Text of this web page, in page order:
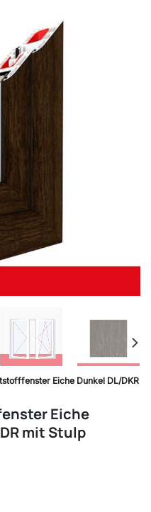
Eiche Dunkel DL/DKR
Eiche
mit Stulp